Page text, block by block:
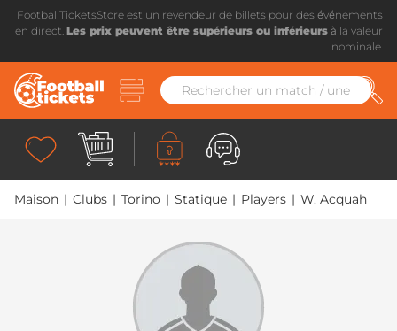
FootballTicketsStore est un revendeur de billets pour des événements
en direct. Les prix peuvent être supérieurs ou inférieurs à la valeur
nominale.
Maison | Clubs | Torino | Statique | Players | W. Acquah